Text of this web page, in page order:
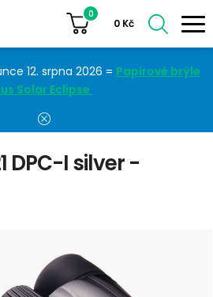
12. srpna 2026 = Papírové brýle
Solar Eclipse
0
0 Kč
DPC-I silver -